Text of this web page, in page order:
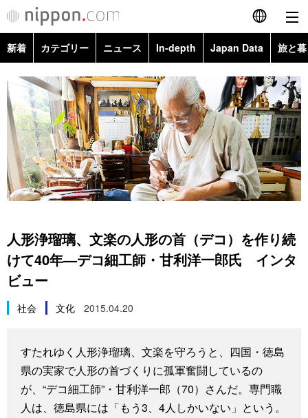
English
简体字
繁體字
Français
Español
Русский
カテゴリー
政治・外交
国際
社会
科学・技術
暮らし
ニュース
アーカイブ
Japan Data
旅と暮らし
Books
Cinema
新着 カテゴリー ニュース In-depth Japan Data 旅と
政治・外交
経済・ビジネス
国際・海外
社会
科学・技術
暮らし
Topics
Images
People
東京
人形浄瑠璃、文楽の人形の首（デコ）を作り続
けて40年—デコ細工師・甘利洋一郎氏 インタ
ビュー
社会 文化 2015.04.20
すたれゆく人形浄瑠璃、文楽を守ろうと、四国・徳島
県の実家で人形の首づくりに孤軍奮闘しているの
が、“デコ細工師”・甘利洋一郎（70）さんだ。専門職
人は、徳島県には「もう3、4人しかいない」という。